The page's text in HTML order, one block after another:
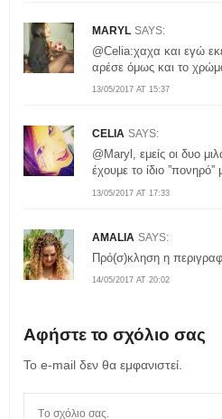
MARYL SAYS:
13/05/2017 AT 15:37
@Celia:χαχα και εγώ
αρέσε όμως και το
CELIA SAYS:
13/05/2017 AT 17:33
@Maryl, εμείς οι δυο
έχουμε το ίδιο
AMALIA SAYS:
14/05/2017 AT 20:02
Πρό(σ)κληση η
Αφήστε το σχόλιο σας
Το e-mail δεν θα εμφανιστεί.